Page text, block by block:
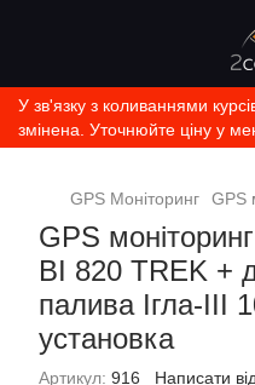
У зв'язку з коливаннями
змінена. Уточнюйте ціну у
GPS Моніторинг GPS
GPS
BI 820 TREK +
палива Ігла-
установка
Артикул: 916 Написати